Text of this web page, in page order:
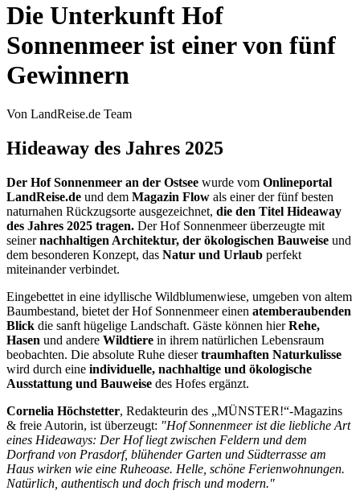
Die Unterkunft Hof
Sonnenmeer ist einer von fünf
Gewinnern
Von LandReise.de Team
Hideaway des Jahres 2025
Der Hof Sonnenmeer an der Ostsee wurde vom Onlineportal
LandReise.de und dem Magazin Flow als einer der fünf besten
naturnahen Rückzugsorte ausgezeichnet, die den Titel Hideaway
des Jahres 2025 tragen. Der Hof Sonnenmeer überzeugte mit
seinernachhaltigen Architektur, der ökologischen Bauweise und
dem besonderen Konzept, das Natur und Urlaub perfekt
miteinander verbindet.
Eingebettet in eine idyllische Wildblumenwiese, umgeben von altem
Baumbestand, bietet der Hof Sonnenmeer einen atemberaubenden
Blick die sanft hügelige Landschaft. Gäste können hierRehe,
Hasen und andere Wildtiere in ihrem natürlichen Lebensraum
beobachten. Die absolute Ruhe diesertraumhaften Naturkulisse
wird durch eine individuelle, nachhaltige und ökologische
Ausstattung und Bauweise des Hofes ergänzt.
Cornelia Höchstetter, Redakteurin des „MÜNSTER!“-Magazins
& freie Autorin, ist überzeugt: "Hof Sonnenmeer ist die liebliche Art
eines Hideaways: Der Hof liegt zwischen Feldern und dem
Dorfrand von Prasdorf, blühender Garten und Südterrasse am
Haus wirken wie eine Ruheoase. Helle, schöne Ferienwohnungen.
Natürlich, authentisch und doch frisch und modern."